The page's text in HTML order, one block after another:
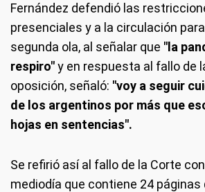
Fernández defendió las
presenciales y a la circulación
segunda ola, al señalar que "la
respiro"y en respuesta al fallo de
oposición, señaló: "voy a seguir
de los argentinos por más que
hojas en sentencias".
Se refirió así al fallo de la Corte
mediodía que contiene 24 páginas